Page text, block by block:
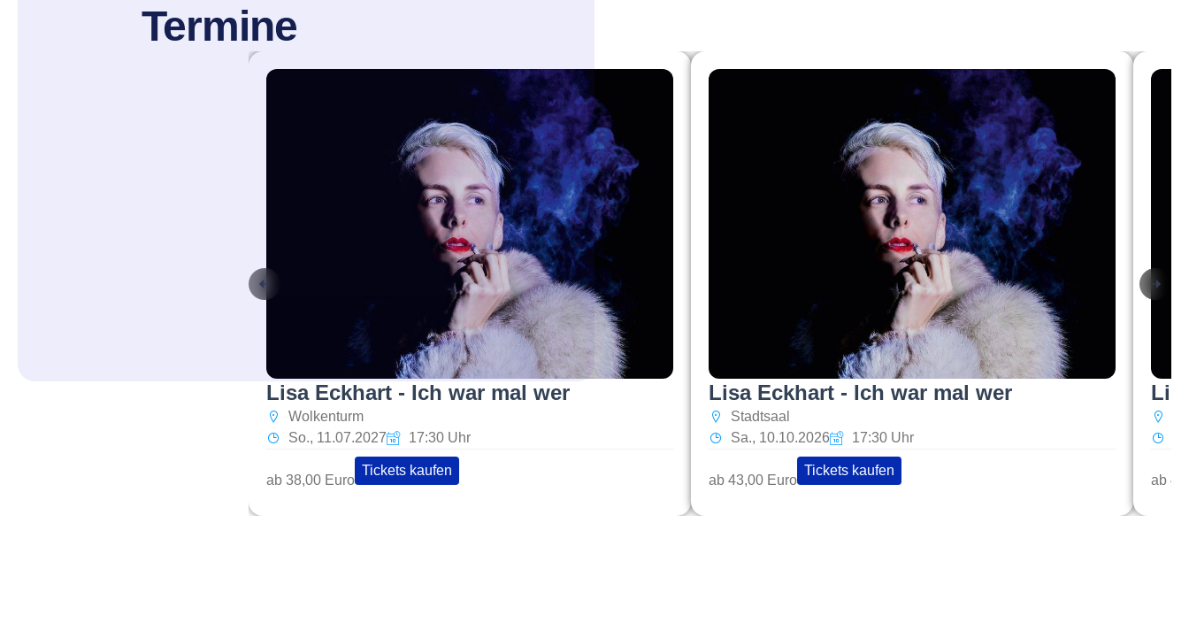
Termine
Lisa Eckhart - Ich war mal wer
Wolkenturm
So., 11.07.2027
17:30 Uhr
ab 38,00 Euro
Tickets kaufen
Lisa Eckhart - Ich war mal wer
Stadtsaal
Sa., 10.10.2026
17:30 Uhr
ab 43,00 Euro
Tickets kaufen
ab